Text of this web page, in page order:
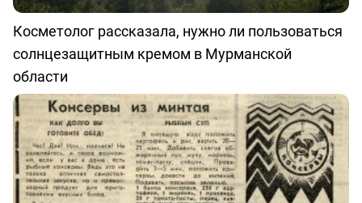
Косметолог рассказала, нужно ли пользоваться
солнцезащитным кремом в Мурманской
области